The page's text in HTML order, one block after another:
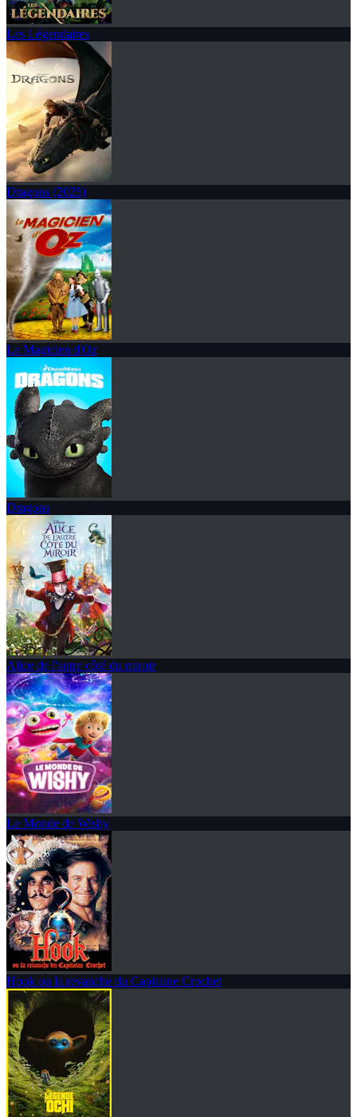
Les Légendaires
Dragons (2025)
Le Magicien d'Oz
Dragons
Alice de l'autre côté du miroir
Le Monde de Wishy
Hook ou la revanche du Capitaine Crochet